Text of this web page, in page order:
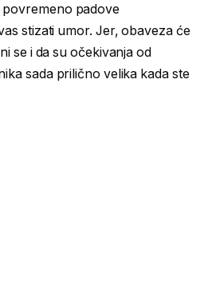
povremeno padove
stizati umor. Jer, obaveza će
se i da su očekivanja od
sada prilično velika kada ste